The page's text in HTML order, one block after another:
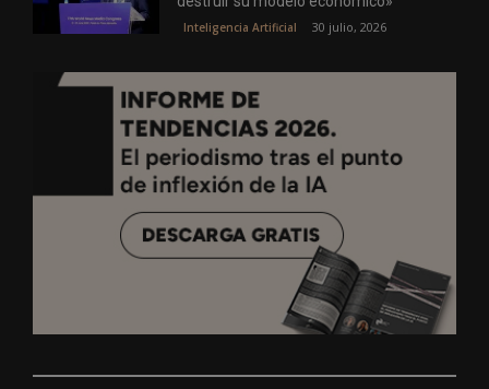
Inteligencia Artificial 30 julio, 2026